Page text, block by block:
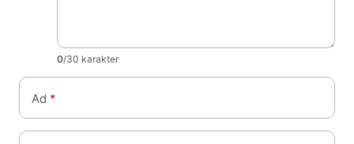
0/30 karakter
Ad *